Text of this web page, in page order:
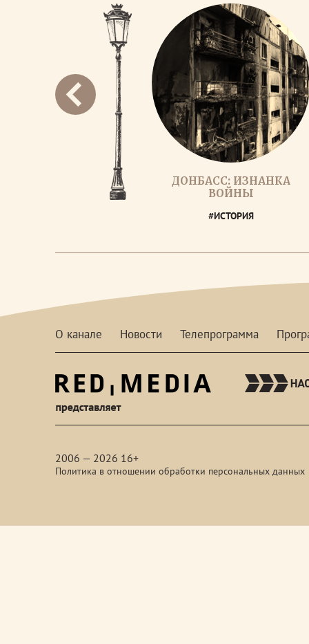
ДОНБАСС: ИЗНАНКА
ВОЙНЫ
#ИСТОРИЯ
О канале Новости Телепрограмма
2006 — 2026 16+
Политика в отношении обработки персональных данных